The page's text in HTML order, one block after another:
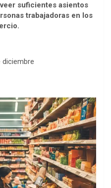
suficientes asientos
trabajadoras en los
diciembre